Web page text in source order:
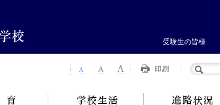
受験生の皆様